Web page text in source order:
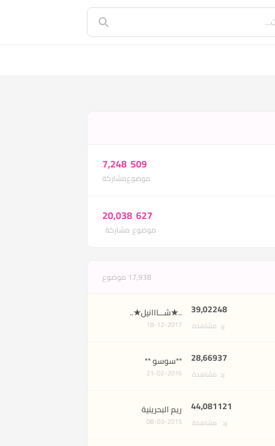
509
موضوع
7,248
مشاركة
627
موضوع
20,038
مشاركة
17,938 موضوع
48
رد
39,022
مشاهدة
..★شـــااانيل★..
18-12-2017
37
رد
28,669
مشاهدة
**سوسو **
21-02-2016
121
رد
44,081
مشاهدة
ريم البحرينية
08-03-2015